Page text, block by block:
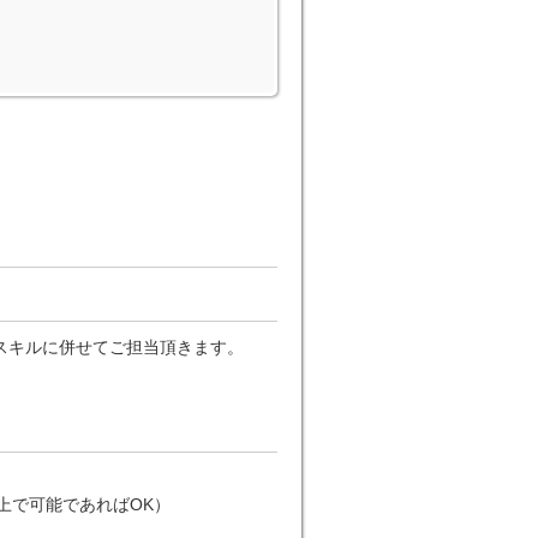
ルに併せてご担当頂きます。
可能であればOK）